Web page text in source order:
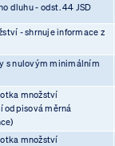
dluhu - odst. 44 JSD
- shrnuje informace z
s nulovým minimálním
množství
odpisová měrná
množství